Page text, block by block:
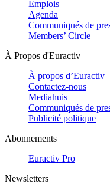
Emplois
Agenda
Communiqués de
Members’ Circle
À Propos d'Euractiv
À propos d’Euractiv
Contactez-nous
Mediahuis
Communiqués de
Publicité politique
Abonnements
Euractiv Pro
Newsletters